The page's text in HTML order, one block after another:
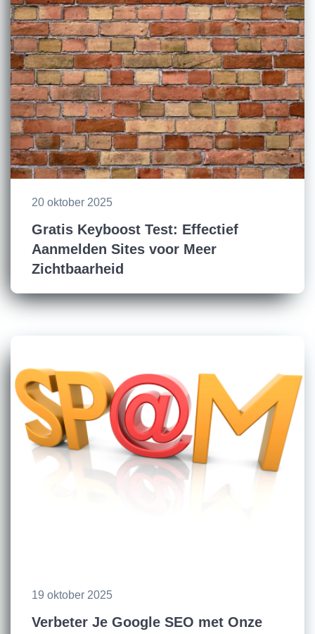
20 oktober 2025
Gratis Keyboost Test: Effectief
Aanmelden Sites voor Meer
Zichtbaarheid
19 oktober 2025
Verbeter Je Google SEO met Onze